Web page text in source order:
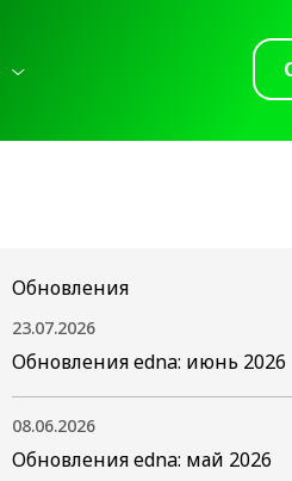
Обновления
23.07.2026
Обновления edna: июнь 2026
08.06.2026
Обновления edna: май 2026